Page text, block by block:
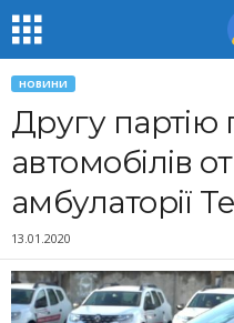
НОВИНИ
Другу партію
автомобілів
амбулаторії
13.01.2020